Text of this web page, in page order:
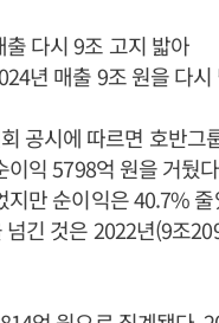
다시 9조 고지 밟아
년 매출 9조 원을 다시
공시에 따르면 호반그
이익 5798억 원을 거뒀
지만 순이익은 40.7%
넘긴 것은 2022년(9조